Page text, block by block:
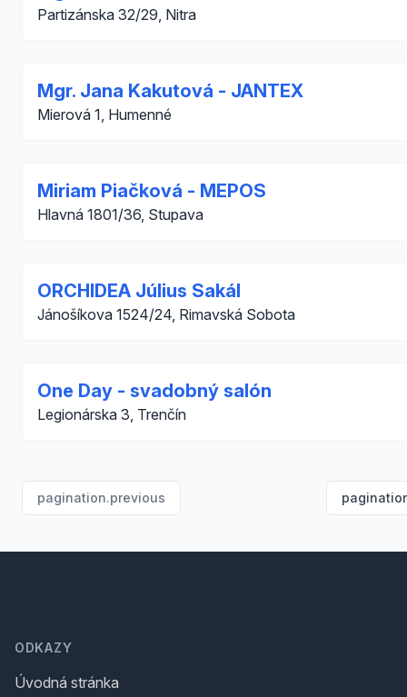
Partizánska 32/29, Nitra
Mgr. Jana Kakutová - JANTEX
Mierová 1, Humenné
Miriam Piačková - MEPOS
Hlavná 1801/36, Stupava
ORCHIDEA Július Sakál
Jánošíkova 1524/24, Rimavská Sobota
One Day - svadobný salón
Legionárska 3, Trenčín
pagination.previous
ODKAZY
Úvodná stránka